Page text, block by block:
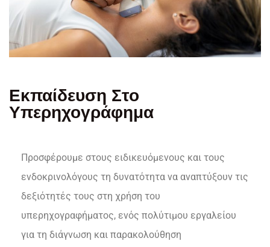
Εκπαίδευση Στο
Υπερηχογράφημα
Προσφέρουμε στους ειδικευόμενους και τους
ενδοκρινολόγους τη δυνατότητα να αναπτύξουν τις
δεξιότητές τους στη χρήση του
υπερηχογραφήματος, ενός πολύτιμου εργαλείου
για τη διάγνωση και παρακολούθηση